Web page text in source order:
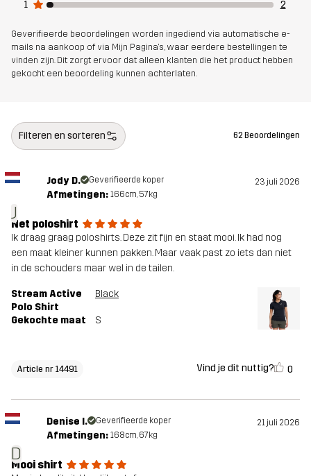
voor
Artikelnummer 14491_2001
1
2
Geverifieerde beoordelingen worden ingediend via automatische e-
mails na aankoop of via Mijn Pagina's, waar eerdere bestellingen te
vinden zijn. Dit zorgt ervoor dat alleen klanten die het product hebben
gekocht een beoordeling kunnen achterlaten.
Filteren en sorteren 62 Beoordelingen
J
Jody D. Geverifieerde koper 23 juli 2026
Afmetingen: 166cm, 57kg
Net poloshirt
Ik draag graag poloshirts. Deze zit fijn en staat mooi. Ik had nog
een maat kleiner kunnen pakken. Maar vaak past zo iets dan niet
in de schouders maar wel in de tailen.
Stream Active
Polo Shirt
Black
Gekochte maat S
Article nr 14491 Vind je dit nuttig? 0
D
Denise l. Geverifieerde koper 21 juli 2026
Afmetingen: 168cm, 67kg
Mooi shirt